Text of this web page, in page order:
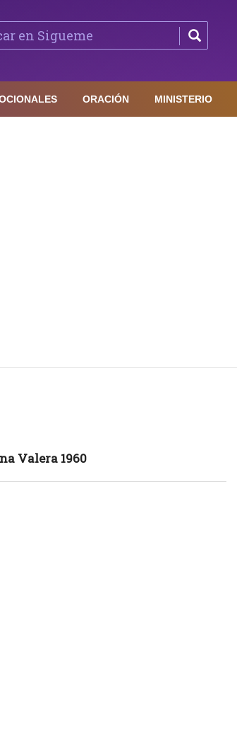
ORACIÓN MINISTERIO
Valera 1960